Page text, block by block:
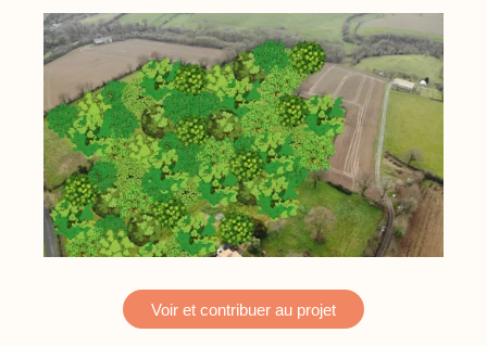
Voir et contribuer au projet